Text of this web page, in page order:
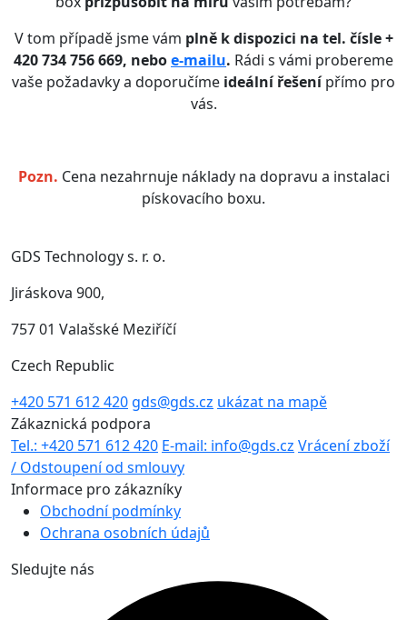
V tom případě jsme vám plně k dispozici na tel. čísle +
420 734 756 669, neboe-mailu. Rádi s vámi probereme
vaše požadavky a doporučíme ideální řešenípřímo pro
vás.
Pozn. Cena nezahrnuje náklady na dopravu a instalaci
pískovacího boxu.
GDS Technology s. r. o.
Jiráskova 900,
757 01 Valašské Meziříčí
Czech Republic
+420 571 612 420 gds@gds.cz ukázat na mapě
Zákaznická podpora
Tel.: +420 571 612 420 E-mail: info@gds.cz Vrácení zboží
/ Odstoupení od smlouvy
Informace pro zákazníky
Obchodní podmínky
Ochrana osobních údajů
Sledujte nás